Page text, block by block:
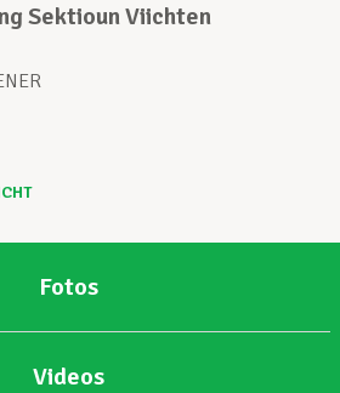
Sektioun Viichten
Fotos
Videos